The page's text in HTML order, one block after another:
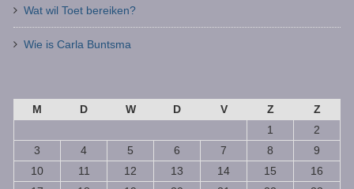
Wat wil Toet bereiken?
Wie is Carla Buntsma
M D W D V Z
Z
1
2
3
4 5 6 7 8
9
10
11 12 13 14 15
16